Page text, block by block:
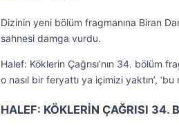
Dizinin yeni bölüm fragmanına Biran
sahnesi damga vurdu.
Halef: Köklerin Çağrısı’nın 34. bölüm
o nasıl bir feryattı ya içimizi yaktın’,
HALEF: KÖKLERİN ÇAĞRISI 34.